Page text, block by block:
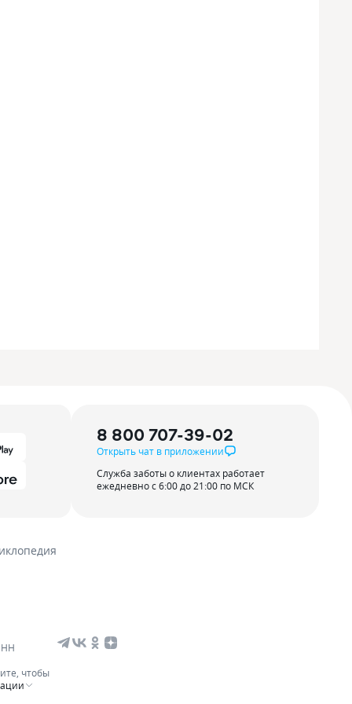
8 800 707-39-02
Открыть чат в приложении
Служба заботы о клиентах работает
ежедневно с 6:00 до 21:00 по МСК
чтобы